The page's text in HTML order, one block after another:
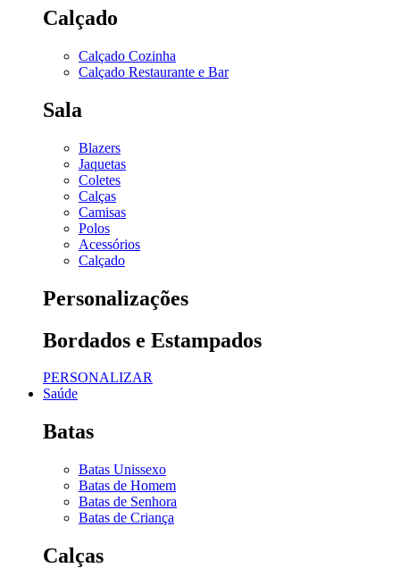
Calçado
Calçado Cozinha
Calçado Restaurante e Bar
Sala
Blazers
Jaquetas
Coletes
Calças
Camisas
Polos
Acessórios
Calçado
Personalizações
Bordados e Estampados
PERSONALIZAR
Saúde
Batas
Batas Unissexo
Batas de Homem
Batas de Senhora
Batas de Criança
Calças